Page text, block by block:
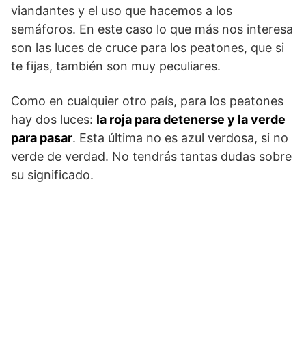
viandantes y el uso que hacemos a los
semáforos. En este caso lo que más nos interesa
son las luces de cruce para los peatones, que si
te fijas, también son muy peculiares.
Como en cualquier otro país, para los peatones
hay dos luces: la roja para detenerse y la verde
para pasar. Esta última no es azul verdosa, si no
verde de verdad. No tendrás tantas dudas sobre
su significado.